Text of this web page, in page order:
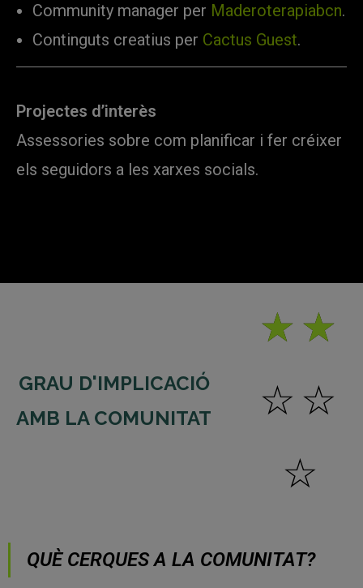
Community manager per Maderoterapiabcn.
Continguts creatius per Cactus Guest.
Projectes d’interès
Assessories sobre com planificar i fer créixer
els seguidors a les xarxes socials.
GRAU D'IMPLICACIÓ
AMB LA COMUNITAT
☆ ☆
☆ ☆
☆
QUÈ CERQUES A LA COMUNITAT?